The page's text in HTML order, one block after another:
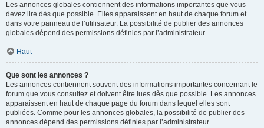
Les annonces globales contiennent des informations importantes que vous
devez lire dès que possible. Elles apparaissent en haut de chaque forum et
dans votre panneau de l’utilisateur. La possibilité de publier des annonces
globales dépend des permissions définies par l’administrateur.
Haut
Que sont les annonces ?
Les annonces contiennent souvent des informations importantes concernant le
forum que vous consultez et doivent être lues dès que possible. Les annonces
apparaissent en haut de chaque page du forum dans lequel elles sont
publiées. Comme pour les annonces globales, la possibilité de publier des
annonces dépend des permissions définies par l’administrateur.